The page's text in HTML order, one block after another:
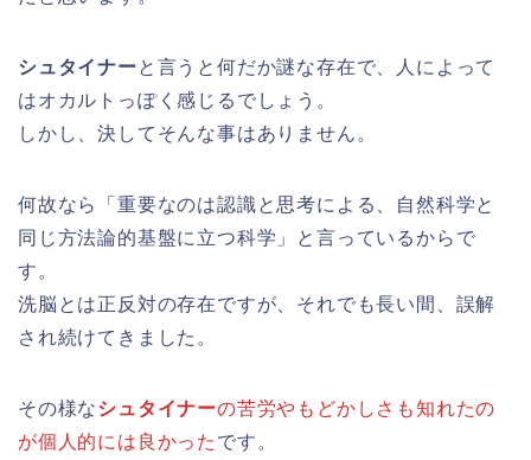
シュタイナーと言うと何だか謎な存在で、人によって
はオカルトっぽく感じるでしょう。
しかし、決してそんな事はありません。
何故なら「重要なのは認識と思考による、自然科学と
同じ方法論的基盤に立つ科学」と言っているからで
す。
洗脳とは正反対の存在ですが、それでも長い間、誤解
され続けてきました。
その様なシュタイナーの苦労やもどかしさも知れたの
が個人的には良かった です。